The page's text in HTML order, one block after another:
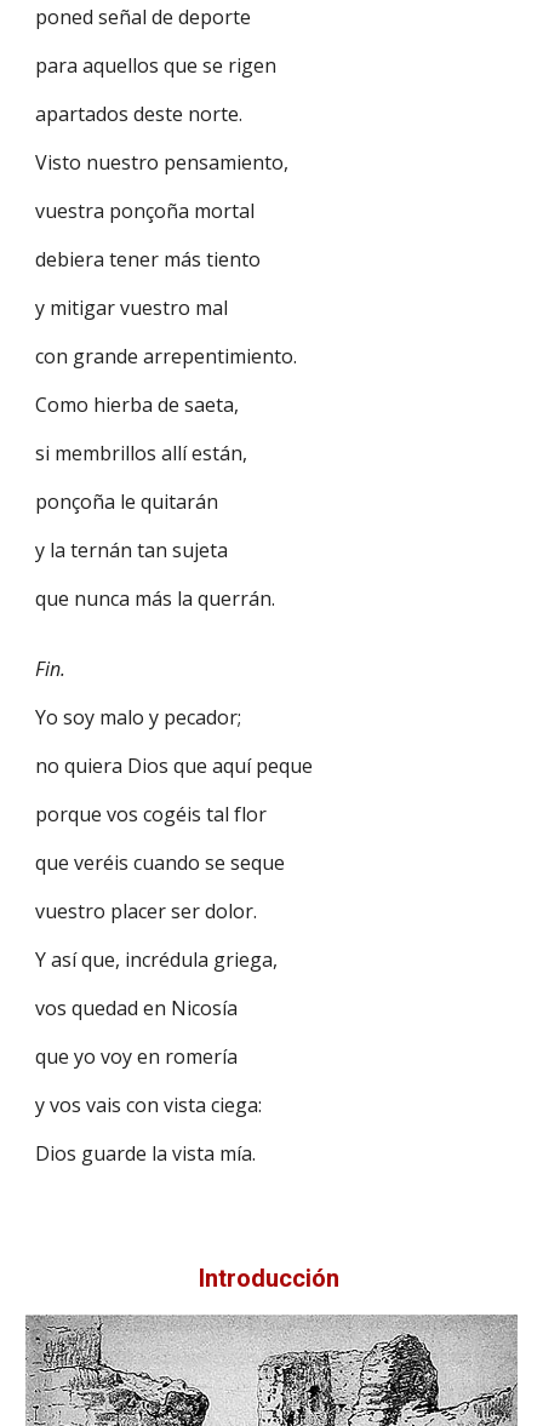
poned señal de deporte
para aquellos que se rigen
apartados deste norte.
Visto nuestro pensamiento,
vuestra ponçoña mortal
debiera tener más tiento
y mitigar vuestro mal
con grande arrepentimiento.
Como hierba de saeta,
si membrillos allí están,
ponçoña le quitarán
y la ternán tan sujeta
que nunca más la querrán.
Fin.
Yo soy malo y pecador;
no quiera Dios que aquí peque
porque vos cogéis tal flor
que veréis cuando se seque
vuestro placer ser dolor.
Y así que, incrédula griega,
vos quedad en Nicosía
que yo voy en romería
y vos vais con vista ciega:
Dios guarde la vista mía.
Introducción